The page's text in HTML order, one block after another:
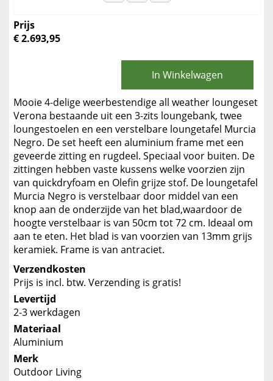
Prijs
€ 2.693,95
In Winkelwagen
Mooie 4-delige weerbestendige all weather loungeset
Verona bestaande uit een 3-zits loungebank, twee
loungestoelen en een verstelbare loungetafel Murcia
Negro. De set heeft een aluminium frame met een
geveerde zitting en rugdeel. Speciaal voor buiten. De
zittingen hebben vaste kussens welke voorzien zijn
van quickdryfoam en Olefin grijze stof. De loungetafel
Murcia Negro is verstelbaar door middel van een
knop aan de onderzijde van het blad,waardoor de
hoogte verstelbaar is van 50cm tot 72 cm. Ideaal om
aan te eten. Het blad is van voorzien van 13mm grijs
keramiek. Frame is van antraciet.
Verzendkosten
Prijs is incl. btw. Verzending is gratis!
Levertijd
2-3 werkdagen
Materiaal
Aluminium
Merk
Outdoor Living